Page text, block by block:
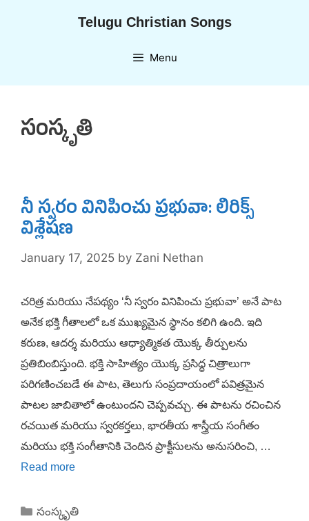
Telugu Christian Songs
Menu
సంస్కృతి
నీ స్వరం వినిపించు ప్రభువా: లిరిక్స్
విశ్లేషణ
January 17, 2025 by Zani Nethan
చరిత్ర మరియు నేపథ్యం ‘నీ స్వరం వినిపించు ప్రభువా’ అనే పాట
అనేక భక్తి గీతాలలో ఒక ముఖ్యమైన స్థానం కలిగి ఉంది. ఇది
కరుణ, ఆదర్శ మరియు ఆధ్యాత్మికత యొక్క తీర్పులను
ప్రతిబింబిస్తుంది. భక్తి సాహిత్యం యొక్క ప్రసిద్ధ చిత్రాలుగా
పరిగణించబడే ఈ పాట, తెలుగు సంప్రదాయంలో పవిత్రమైన
పాటల జాబితాలో ఉంటుందని చెప్పవచ్చు. ఈ పాటను రచించిన
రచయిత మరియు స్వరకర్తలు, భారతీయ శాస్త్రీయ సంగీతం
మరియు భక్తి సంగీతానికి చెందిన ప్రాక్టీసులను అనుసరించి, …
Read more
Categories
సంస్కృతి